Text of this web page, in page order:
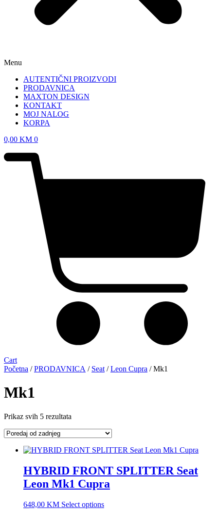
Menu
AUTENTIČNI PROIZVODI
PRODAVNICA
MAXTON DESIGN
KONTAKT
MOJ NALOG
KORPA
0,00 KM 0
Cart
Početna /PRODAVNICA / Seat /Leon Cupra / Mk1
Mk1
Prikaz svih 5 rezultata
HYBRID FRONT SPLITTER Seat
Leon Mk1 Cupra
648,00 KM Select options